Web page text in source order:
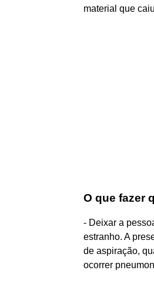
material que
O que fazer
- Deixar a
estranho. A
de aspiração,
ocorrer